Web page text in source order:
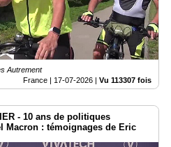
Autrement
France | 17-07-2026 Vu 113307 fois
- 10 ans de politiques
Macron : témoignages de Eric